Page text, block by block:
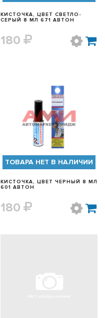
КИСТОЧКА, ЦВЕТ СВЕТЛО-
СЕРЫЙ 8 МЛ 671 АВТОН
180
БЫСТРЫЙ ПРОСМОТР
ТОВАРА НЕТ В НАЛИЧИИ
КИСТОЧКА, ЦВЕТ ЧЕРНЫЙ 8 МЛ
601 АВТОН
180